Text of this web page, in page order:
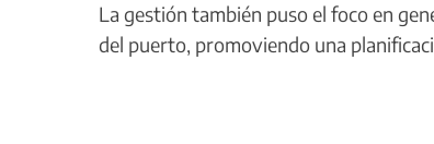
La gestión también puso el foco en
del puerto, promoviendo una